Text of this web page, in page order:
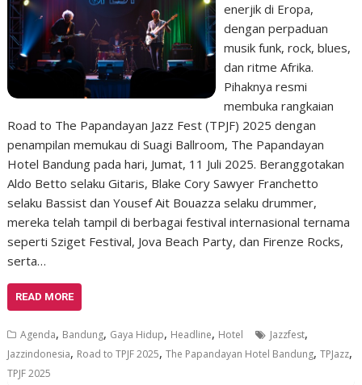
enerjik di Eropa,
dengan perpaduan
musik funk, rock, blues,
dan ritme Afrika.
Pihaknya resmi
membuka rangkaian
Road to The Papandayan Jazz Fest (TPJF) 2025 dengan
penampilan memukau di Suagi Ballroom, The Papandayan
Hotel Bandung pada hari, Jumat, 11 Juli 2025. Beranggotakan
Aldo Betto selaku Gitaris, ⁠Blake Cory Sawyer Franchetto
selaku Bassist dan Yousef Ait Bouazza selaku drummer,
mereka telah tampil di berbagai festival internasional ternama
seperti Sziget Festival, Jova Beach Party, dan Firenze Rocks,
serta…
READ MORE
Agenda, Bandung, Gaya Hidup, Headline, Hotel Jazzfest,
Jazzindonesia, Road to TPJF 2025,The Papandayan Hotel Bandung,TPJazz,
TPJF 2025